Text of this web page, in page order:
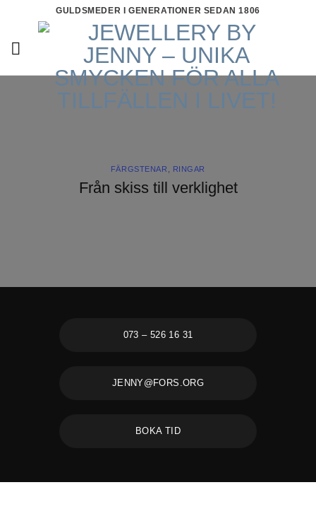
content
GULDSMEDER I GENERATIONER SEDAN 1806
FÄRGSTENAR RINGAR
Från skiss till verklighet
073 – 526 16 31
JENNY@FORS.ORG
BOKA TID